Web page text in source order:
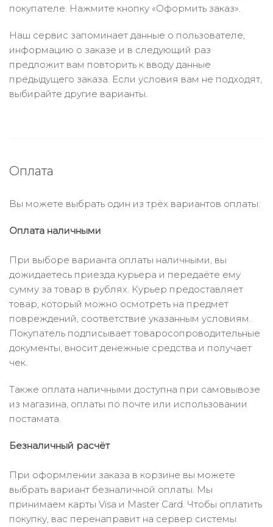
покупателе. Нажмите кнопку «Оформить заказ».
Наш сервис запоминает данные о пользователе,
информацию о заказе и в следующий раз
предложит вам повторить к вводу данные
предыдущего заказа. Если условия вам не подходят,
выбирайте другие варианты.
Оплата
Вы можете выбрать один из трёх вариантов оплаты:
Оплата наличными
При выборе варианта оплаты наличными, вы
дожидаетесь приезда курьера и передаёте ему
сумму за товар в рублях. Курьер предоставляет
товар, который можно осмотреть на предмет
повреждений, соответствие указанным условиям.
Покупатель подписывает товаросопроводительные
документы, вносит денежные средства и получает
чек.
Также оплата наличными доступна при самовывозе
из магазина, оплаты по почте или использовании
постамата.
Безналичный расчёт
При оформлении заказа в корзине вы можете
выбрать вариант безналичной оплаты. Мы
принимаем карты Visa и Master Card. Чтобы оплатить
покупку, вас перенаправит на сервер системы